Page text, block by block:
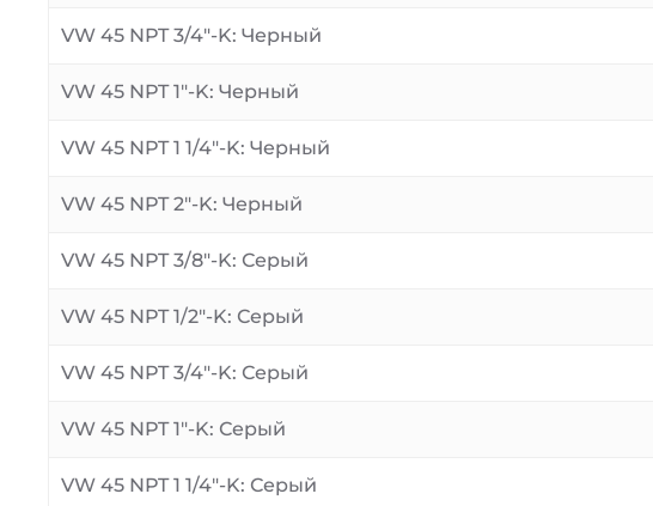
VW 45 NPT 3/4″-K: Черный
VW 45 NPT 1″-K: Черный
VW 45 NPT 1 1/4″-K: Черный
VW 45 NPT 2″-K: Черный
VW 45 NPT 3/8″-K: Серый
VW 45 NPT 1/2″-K: Серый
VW 45 NPT 3/4″-K: Серый
VW 45 NPT 1″-K: Серый
VW 45 NPT 1 1/4″-K: Серый